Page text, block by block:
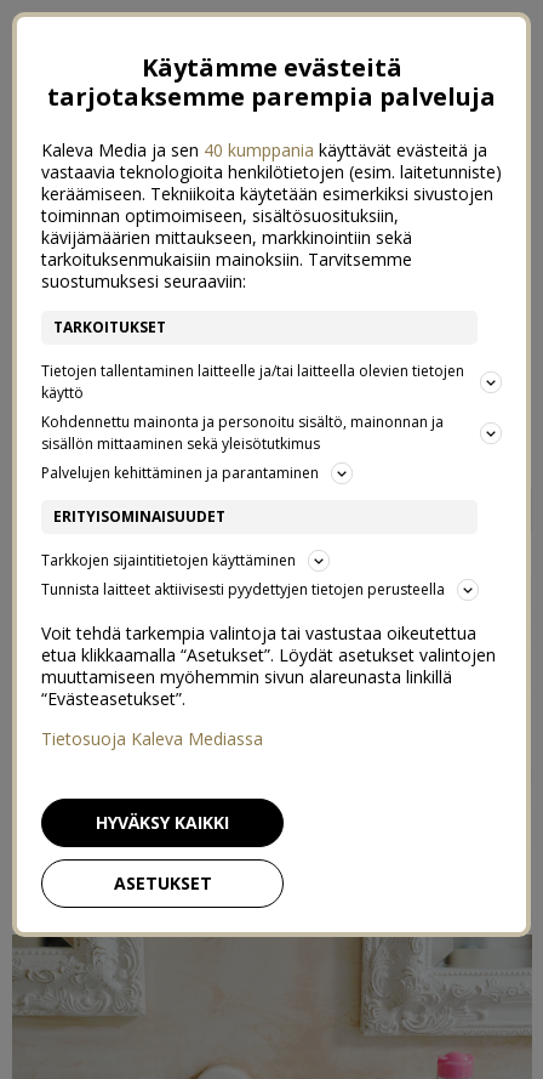
MEIKITTÖMÄT KASVOT
Käytämme evästeitä
tarjotaksemme parempia palveluja
Kaleva Media ja sen 40 kumppania käyttävät evästeitä ja
vastaavia teknologioita henkilötietojen (esim. laitetunniste)
keräämiseen. Tekniikoita käytetään esimerkiksi sivustojen
toiminnan optimoimiseen, sisältösuosituksiin,
kävijämäärien mittaukseen, markkinointiin sekä
tarkoituksenmukaisiin mainoksiin. Tarvitsemme
suostumuksesi seuraaviin:
TARKOITUKSET
Tietojen tallentaminen laitteelle ja/tai laitteella olevien tietojen
käyttö
Kohdennettu mainonta ja personoitu sisältö, mainonnan ja
sisällön mittaaminen sekä yleisötutkimus
Palvelujen kehittäminen ja parantaminen
ERITYISOMINAISUUDET
Tarkkojen sijaintitietojen käyttäminen
Tunnista laitteet aktiivisesti pyydettyjen tietojen perusteella
Voit tehdä tarkempia valintoja tai vastustaa oikeutettua
etua klikkaamalla “Asetukset”. Löydät asetukset valintojen
muuttamiseen myöhemmin sivun alareunasta linkillä
“Evästeasetukset”.
Tietosuoja Kaleva Mediassa
ASETUKSET
HYVÄKSY KAIKKI